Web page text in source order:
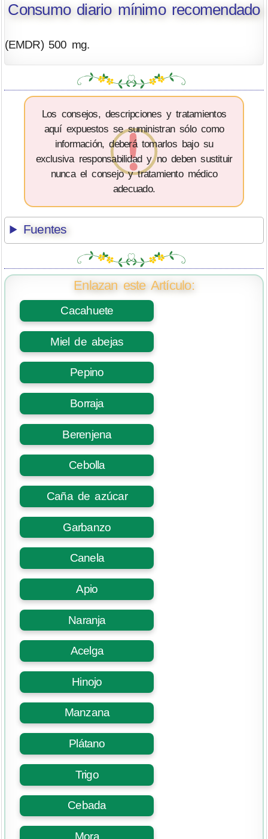
Consumo diario mínimo recomendado
(EMDR) 500 mg.
Los consejos, descripciones y tratamientos
aquí expuestos se suministran sólo como
información, deberá tomarlos bajo su
exclusiva responsabilidad y no deben sustituir
nunca el consejo y tratamiento médico
adecuado.
Fuentes
Enlazan este Artículo:
Cacahuete
Miel de abejas
Pepino
Borraja
Berenjena
Cebolla
Caña de azúcar
Garbanzo
Canela
Apio
Naranja
Acelga
Hinojo
Manzana
Plátano
Trigo
Cebada
Mora